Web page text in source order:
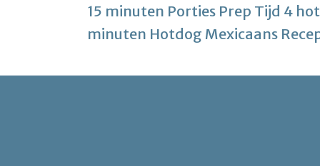
15 minuten Porties Prep Tijd 4
minuten Hotdog Mexicaans